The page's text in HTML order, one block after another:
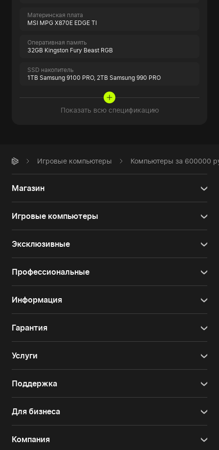
Материнская плата
MSI MPG X870E EDGE TI
Оперативная память
32GB Kingston Fury Beast RGB
SSD накопитель
1TB Samsung 9100 PRO, 2TB Samsung 990 PRO
Показать всю спецификацию
Игровые компьютеры Компьютеры за 600000
Магазин
Игровые компьютеры
Эксклюзивные
Профессиональные
Информация
Гарантия
Услуги
Поддержка
Для бизнеса
Компания